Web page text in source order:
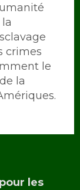
crimes
le
la
les